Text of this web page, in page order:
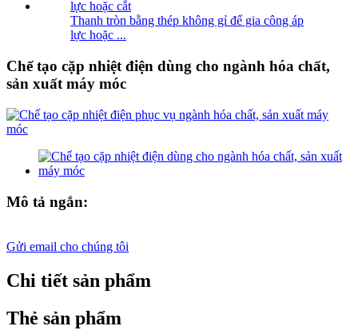
Thanh tròn bằng thép không gỉ để gia công áp
lực hoặc ...
Chế tạo cặp nhiệt điện dùng cho ngành hóa chất,
sản xuất máy móc
Mô tả ngắn:
Gửi email cho chúng tôi
Chi tiết sản phẩm
Thẻ sản phẩm